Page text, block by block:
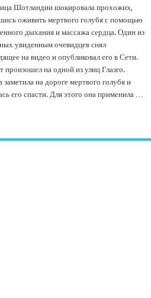
Шотландии шокировала прохожих,
оживить мертвого голубя с помощью
дыхания и массажа сердца. Один из
увиденным очевидцев снял
на видео и опубликовал его в Сети.
произошел на одной из улиц Глазго.
на дороге мертвого голубя и
его спасти. Для этого она применила …